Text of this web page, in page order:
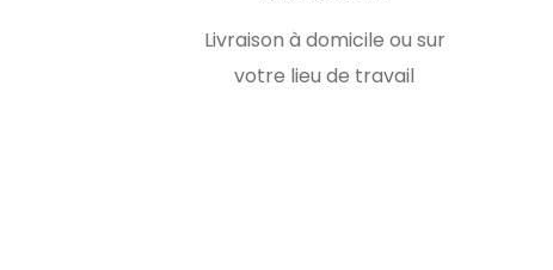
Livraison à domicile ou sur
votre lieu de travail